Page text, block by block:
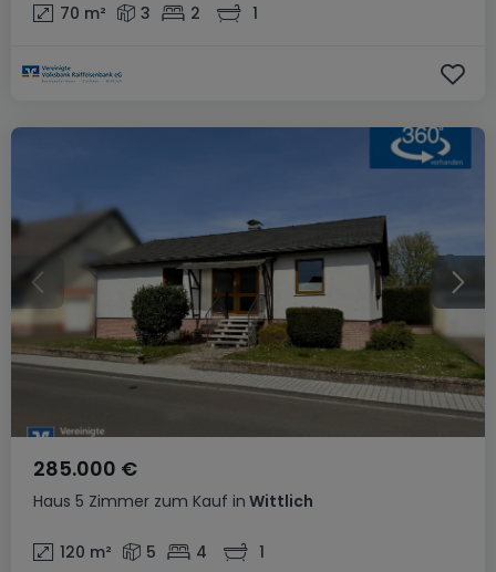
70 m² 3 2 1
Haus 5 Zimmer zum Kauf in Wittlich
285.000 €
120 m² 5 4 1